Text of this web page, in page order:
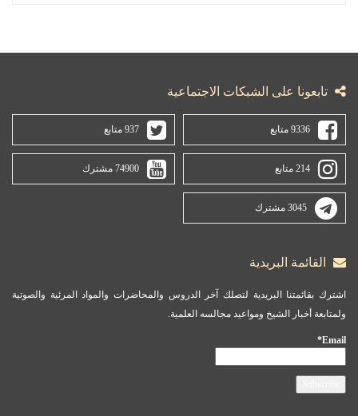
تابعونا على الشبكات الاجتماعية
9336 متابع 937 متابع
214 متابع 74900 مشترك
3045 مشترك
القائمة البريدية
اشترك بقائمتنا البريدية لتصلك آخر الدروس والمحاضرات والمواد المرئية والصوتية
ولمتابعة أخبار الشيخ ومواعيد مجالسه العلمية.
Email*